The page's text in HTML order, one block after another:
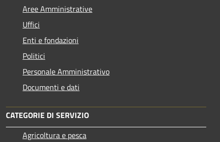
Aree Amministrative
Uffici
Enti e fondazioni
Politici
Personale Amministrativo
Documenti e dati
CATEGORIE DI SERVIZIO
Agricoltura e pesca